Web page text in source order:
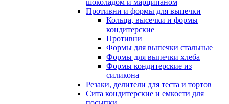
шоколадом и марципаном
Противни и формы для выпечки
Кольца, высечки и формы
кондитерские
Противни
Формы для выпечки стальные
Формы для выпечки хлеба
Формы кондитерские из
силикона
Резаки, делители для теста и тортов
Сита кондитерские и емкости для